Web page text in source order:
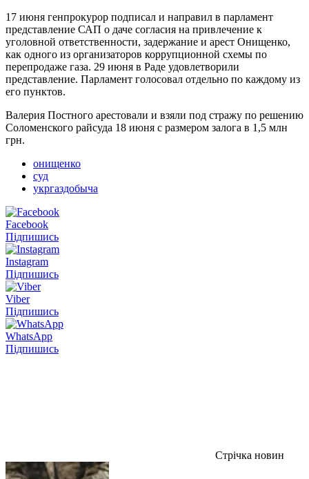
17 июня генпрокурор подписал и направил в парламент
представление САП о даче согласия на привлечение к
уголовной ответственности, задержание и арест Онищенко,
как одного из организаторов коррупционной схемы по
перепродаже газа. 29 июня в Раде удовлетворили
представление. Парламент голосовал отдельно по каждому из
его пунктов.
Валерия Постного арестовали и взяли под стражу по решению
Соломенского райсуда 18 июня с размером залога в 1,5 млн
грн.
онищенко
суд
укргаздобыча
Facebook
Підпишись
Instagram
Підпишись
Viber
Підпишись
WhatsApp
Підпишись
Стрічка новин